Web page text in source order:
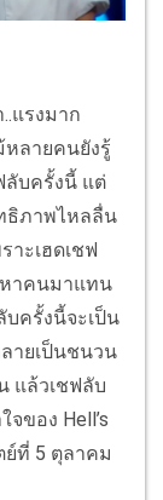
แรงมาก
ลายคนยังรู้
ลับครั้งนี้ แต่
ธิภาพไหลลื่น
าะเฮดเชฟ
หาคนมาแทน
ครั้งนี้จะเป็น
ายเป็นชนวน
แล้วเชฟลับ
ของ Hell’s
ย์ที่ 5 ตุลาคม